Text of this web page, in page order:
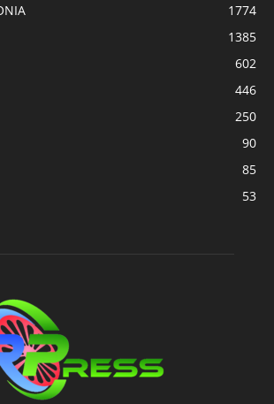
1774
1385
602
446
250
90
85
53